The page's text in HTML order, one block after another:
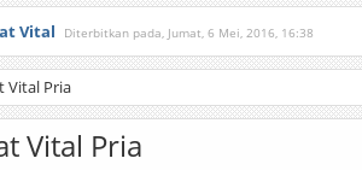
Vital Diterbitkan pada, Jumat, 6 Mei, 2016, 16:38
pada, Kamis, 16 Februari, 2017, 21:34
Vital Pria
Vital Pria